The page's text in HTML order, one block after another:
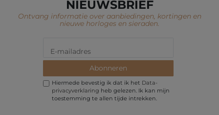
NIEUWSBRIEF
Ontvang informatie over aanbiedingen, kortingen en
nieuwe horloges en sieraden.
Abonneren
Hiermede bevestig ik dat ik het Data­
privacy­verklaring heb gelezen. Ik kan mijn
toestemming te allen tijde intrekken.